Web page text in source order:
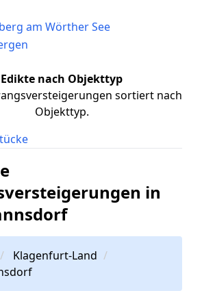
am Wörther See
Edikte nach Objekttyp
sortiert nach
Objekttyp.
in
Klagenfurt-Land